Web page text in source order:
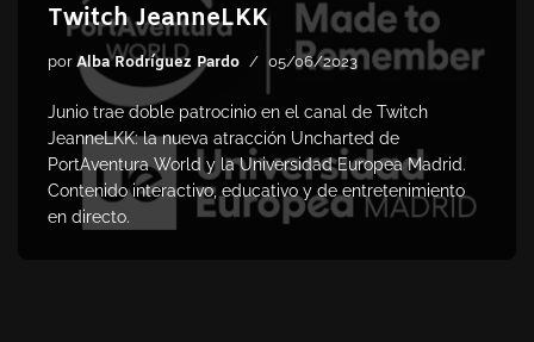
Twitch JeanneLKK
por Alba Rodríguez Pardo 05/06/2023
Junio trae doble patrocinio en el canal de Twitch
JeanneLKK: la nueva atracción Uncharted de
PortAventura World y la Universidad Europea Madrid.
Contenido interactivo, educativo y de entretenimiento
en directo.